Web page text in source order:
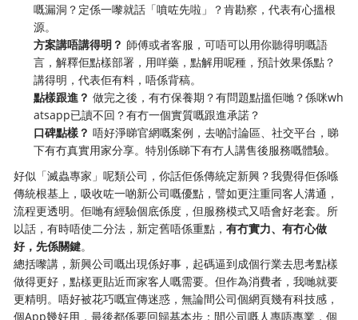
嘅漏洞？定係一嚟就話「噴咗先啦」？肯勘察，代表有心搵根
源。
方案講唔講得明？ 師傅或者客服，可唔可以用你聽得明嘅語
言，解釋佢點樣部署，用咩藥，點解用呢種，預計效果係點？
講得明，代表佢有料，唔係背稿。
點樣跟進？ 做完之後，有冇保養期？有問題點搵佢哋？係咪wh
atsapp已讀不回？有冇一個實質嘅跟進承諾？
口碑點樣？ 唔好淨睇官網嘅案例，去啲討論區、社交平台，睇
下有冇真實用家分享。特別係睇下有冇人講售後服務嘅體驗。
好似「滅蟲專家」呢類公司，你話佢係傳統定新興？我覺得佢係喺
傳統根基上，吸收咗一啲新公司嘅優點，譬如更注重同客人溝通，
流程更透明。佢哋有經驗個底係度，但服務模式又唔會好老套。所
以話，有時唔使二分法，新定舊唔係重點，有冇實力、有冇心做
好，先係關鍵。
總括嚟講，新興公司嘅出現係好事，起碼逼到成個行業去思考點樣
做得更好，點樣更貼近而家客人嘅需要。但作為消費者，我哋就要
更精明。唔好被花巧嘅宣傳迷惑，無論間公司個網頁幾有科技感，
個App幾好用，最後都係要回歸基本步：間公司嘅人專唔專業，個